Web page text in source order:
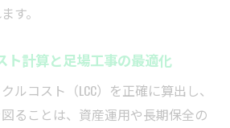
す。
ト計算と足場工事の最適化
ルコスト（LCC）を正確に算出し、
ることは、資産運用や長期保全の